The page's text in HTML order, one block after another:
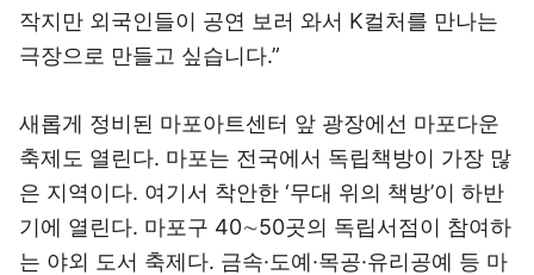
작지만 외국인들이 공연 보러 와서 K컬처를 만나는
극장으로 만들고 싶습니다.”
새롭게 정비된 마포아트센터 앞 광장에선 마포다운
축제도 열린다. 마포는 전국에서 독립책방이 가장 많
은 지역이다. 여기서 착안한 ‘무대 위의 책방’이 하반
기에 열린다. 마포구 40∼50곳의 독립서점이 참여하
는 야외 도서 축제다. 금속·도예·목공·유리공예 등 마